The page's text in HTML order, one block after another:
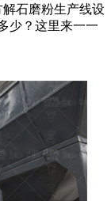
解石磨粉生产线设
少？这里来一一